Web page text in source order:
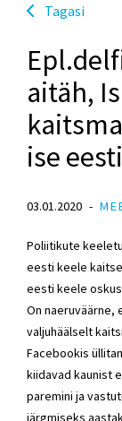
Tagasi
aitäh,
ise
03.01.2020
Poliitikute
eesti keele
eesti keele
On naeruväärne,
valjuhäälselt
Facebookis
kiidavad kaunist
paremini ja
järgmiseks